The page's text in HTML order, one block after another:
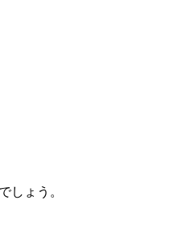
しょう。